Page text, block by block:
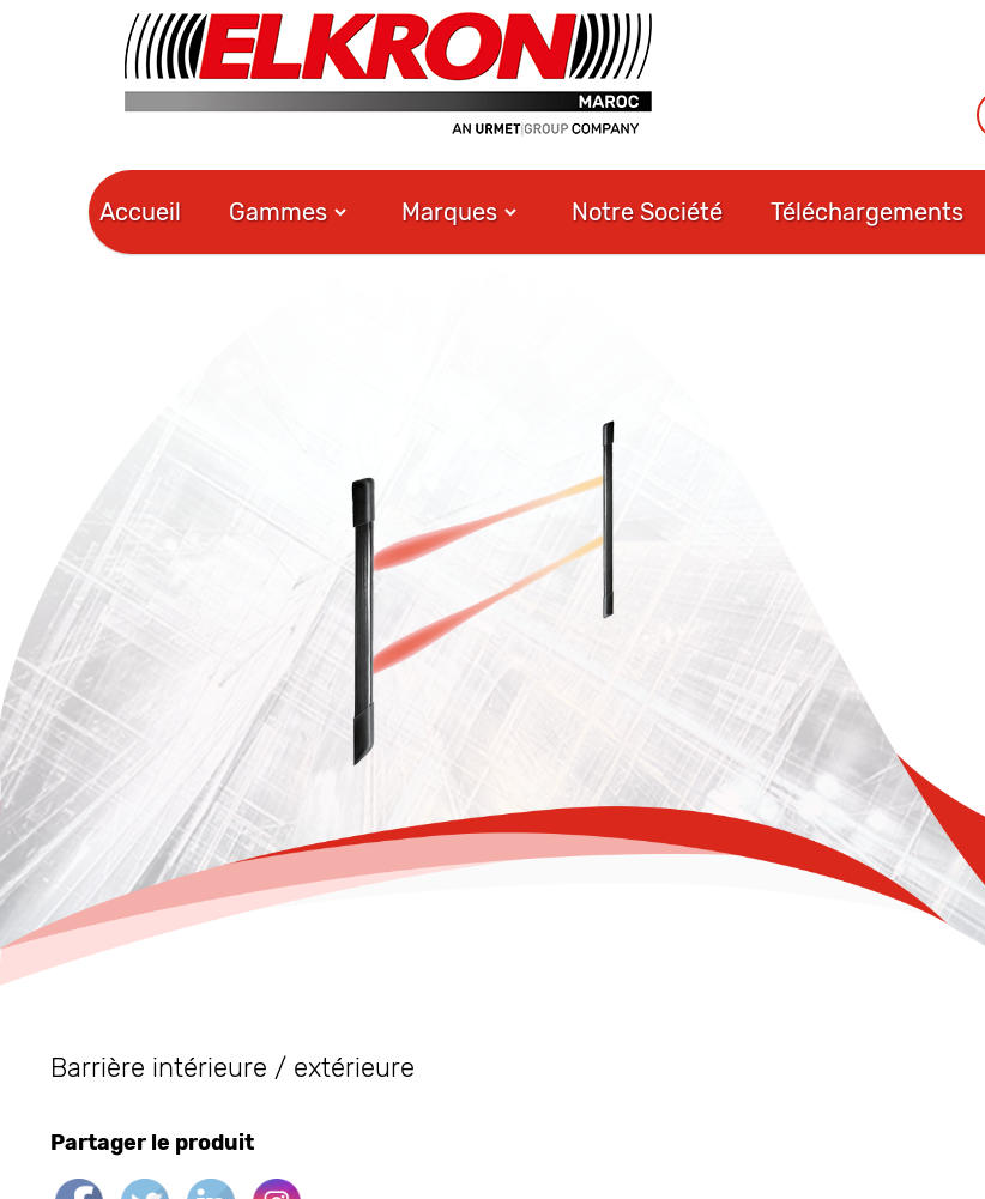
Accueil Gammes Marques Notre Société Téléchargements
Barrière intérieure / extérieure
Partager le produit